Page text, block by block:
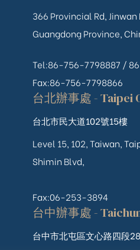
366 Provincial Rd,
Guangdong Province,
Tel:86-756-7798887 /
Fax:86-756-7798866
台北辦事處 - Taipei
台北市民大道102號15樓
Level 15, 102, Taiwan,
Shimin Blvd,
Fax:06-253-3894
台中辦事處 -
台中市北屯區文心路四段